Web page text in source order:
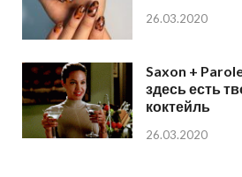
26.03.2020
Saxon +
здесь есть
коктейль
26.03.2020